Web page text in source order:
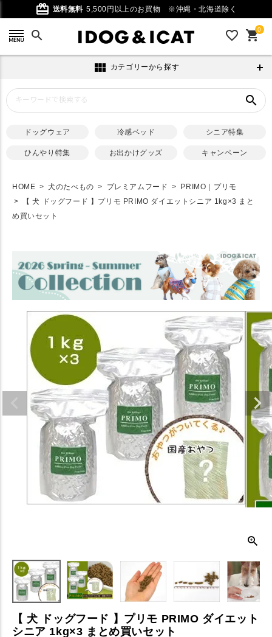
card_giftcard 送料無料 5,500円以上のお買物 ※沖縄・北海道除く
search favorite_outline 0
shopping_cart
view_module カテゴリーから探す
search
ドッグウェア 冷感ベッド シニア特集
ひんやり特集 お出かけグッズ キャンペーン
HOME 犬のたべもの プレミアムフード
PRIMO｜プリモ
【 犬 ドッグフード 】プリモ PRIMO ダイエットシニア 1kg×3 まと
め買いセット
【 犬 ドッグフード 】プリモ PRIMO ダイエット
シニア 1kg×3 まとめ買いセット